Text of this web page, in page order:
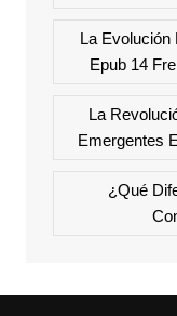
La Evolución
Epub 14
La
Emergentes
¿Qué